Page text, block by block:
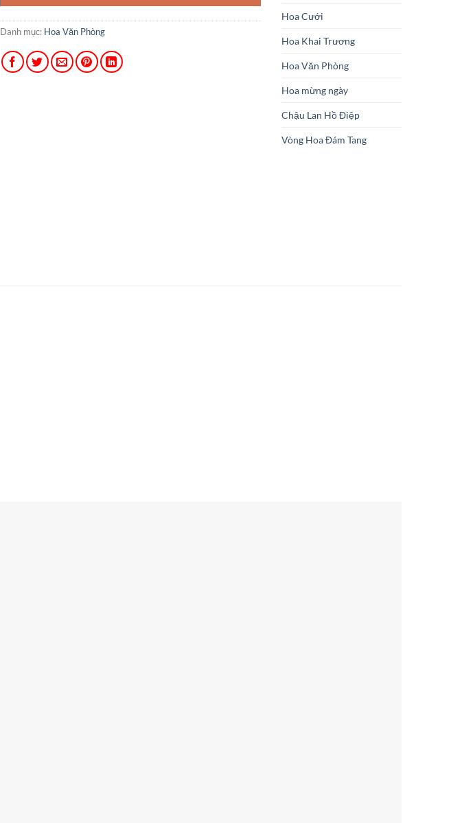
Danh mục: Hoa Văn Phòng
Hoa Cưới
Hoa Khai Trương
Hoa Văn Phòng
Hoa mừng ngày
Chậu Lan Hồ Điệp
Vòng Hoa Đám Tang